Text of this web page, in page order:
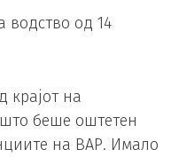
водство од 14
крајот на
беше оштетен
на ВАР. Имало